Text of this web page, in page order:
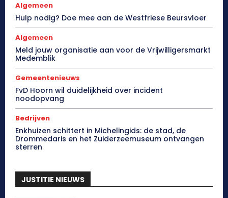
Algemeen
Hulp nodig? Doe mee aan de Westfriese Beursvloer
Algemeen
Meld jouw organisatie aan voor de Vrijwilligersmarkt
Medemblik
Gemeentenieuws
FvD Hoorn wil duidelijkheid over incident
noodopvang
Bedrijven
Enkhuizen schittert in Michelingids: de stad, de
Drommedaris en het Zuiderzeemuseum ontvangen
sterren
JUSTITIE NIEUWS